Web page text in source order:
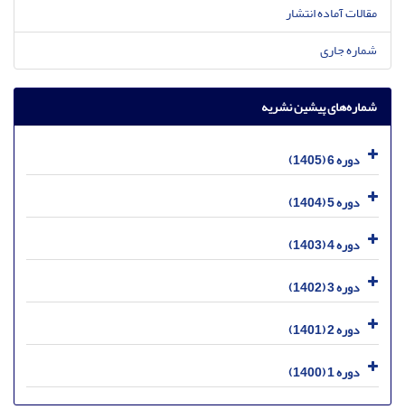
مقالات آماده انتشار
شماره جاری
شماره‌های پیشین نشریه
دوره 6 (1405)
دوره 5 (1404)
دوره 4 (1403)
دوره 3 (1402)
دوره 2 (1401)
دوره 1 (1400)